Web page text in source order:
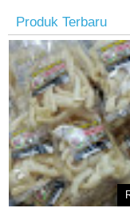
Produk Terbaru